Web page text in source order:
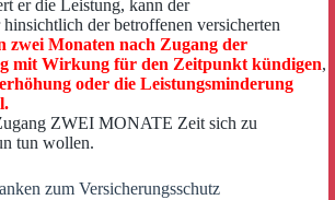
er die Leistung, kann der
der betroffenen versicherten
zwei Monaten nach Zugang der
mit Wirkung für den Zeitpunkt kündigen,
oder die Leistungsminderung
ZWEI MONATE Zeit sich zu
tun wollen.
zum Versicherungsschutz